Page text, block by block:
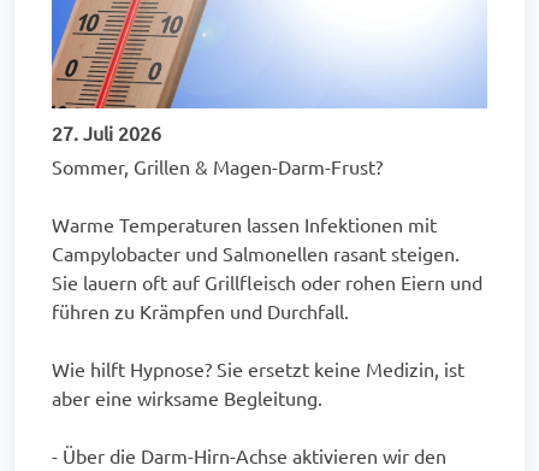
27. Juli 2026
Sommer, Grillen & Magen-Darm-Frust?
Warme Temperaturen lassen Infektionen mit
Campylobacter und Salmonellen rasant steigen.
Sie lauern oft auf Grillfleisch oder rohen Eiern und
führen zu Krämpfen und Durchfall.
Wie hilft Hypnose? Sie ersetzt keine Medizin, ist
aber eine wirksame Begleitung.
- Über die Darm-Hirn-Achse aktivieren wir den